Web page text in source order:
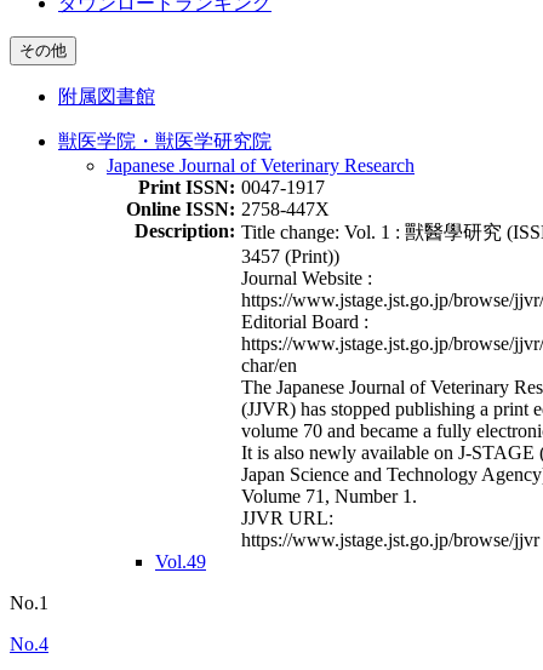
その他
附属図書館
獣医学院・獣医学研究院
Japanese Journal of Veterinary Research
Print ISSN: 0047-1917
Online ISSN: 2758-447X
Description: Title change: Vol. 1 : 獸醫學研究
3457 (Print))
Journal Website :
https://www.jstage.jst.go.jp/browse/
Editorial Board :
https://www.jstage.jst.go.jp/browse/
char/en
The Japanese Journal of Veterinary
(JJVR) has stopped publishing a print
volume 70 and became a fully
It is also newly available on J-STAGE
Japan Science and Technology
Volume 71, Number 1.
JJVR URL:
https://www.jstage.jst.go.jp/browse/jjvr
Vol.49
No.1
No.4